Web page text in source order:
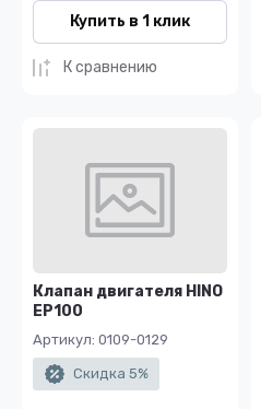
Купить в 1 клик
К сравнению
Клапан двигателя HINO
EP100
Артикул: 0109-0129
Скидка 5%